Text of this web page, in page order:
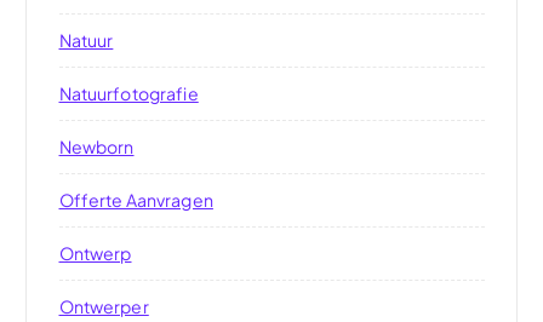
Natuur
Natuurfotografie
Newborn
Offerte Aanvragen
Ontwerp
Ontwerper